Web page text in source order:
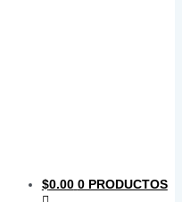
$0.00 0 PRODUCTOS